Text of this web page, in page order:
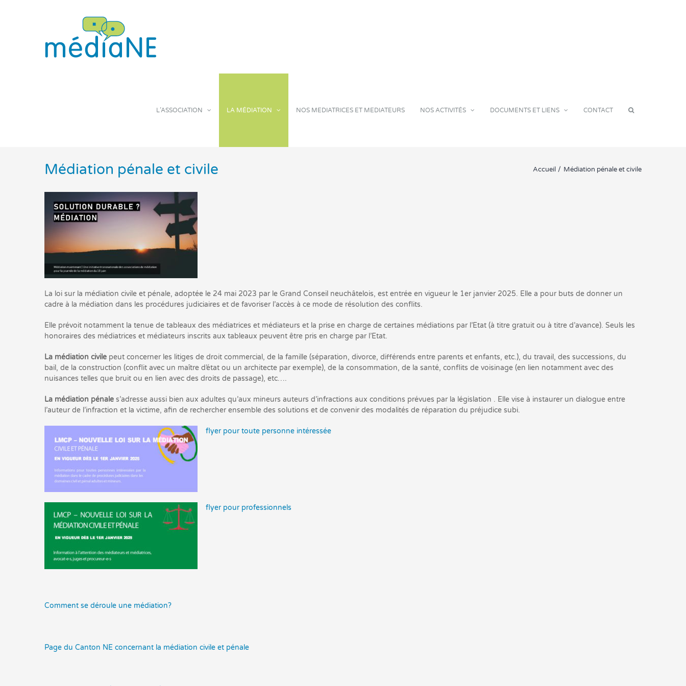
L’ASSOCIATION LA MÉDIATION NOS MEDIATRICES ET MEDIATEURS NOS ACTIVITÉS DOCUMENTS ET LIENS CONTACT
Médiation pénale et civile Accueil Médiation pénale et civile
La loi sur la médiation civile et pénale, adoptée le 24 mai 2023 par le Grand Conseil neuchâtelois, est entrée en vigueur le 1er janvier 2025. Elle a pour buts de donner un
cadre à la médiation dans les procédures judiciaires et de favoriser l’accès à ce mode de résolution des conflits.
Elle prévoit notamment la tenue de tableaux des médiatrices et médiateurs et la prise en charge de certaines médiations par l’Etat (à titre gratuit ou à titre d’avance). Seuls les
honoraires des médiatrices et médiateurs inscrits aux tableaux peuvent être pris en charge par l’Etat.
La médiation civile peut concerner les litiges de droit commercial, de la famille (séparation, divorce, différends entre parents et enfants, etc.), du travail, des successions, du
bail, de la construction (conflit avec un maître d’état ou un architecte par exemple), de la consommation, de la santé, conflits de voisinage (en lien notamment avec des
nuisances telles que bruit ou en lien avec des droits de passage), etc….
La médiation pénale s’adresse aussi bien aux adultes qu’aux mineurs auteurs d’infractions aux conditions prévues par la législation . Elle vise à instaurer un dialogue entre
l’auteur de l’infraction et la victime, afin de rechercher ensemble des solutions et de convenir des modalités de réparation du préjudice subi.
flyer pour toute personne intéressée
flyer pour professionnels
Comment se déroule une médiation?
Page du Canton NE concernant la médiation civile et pénale